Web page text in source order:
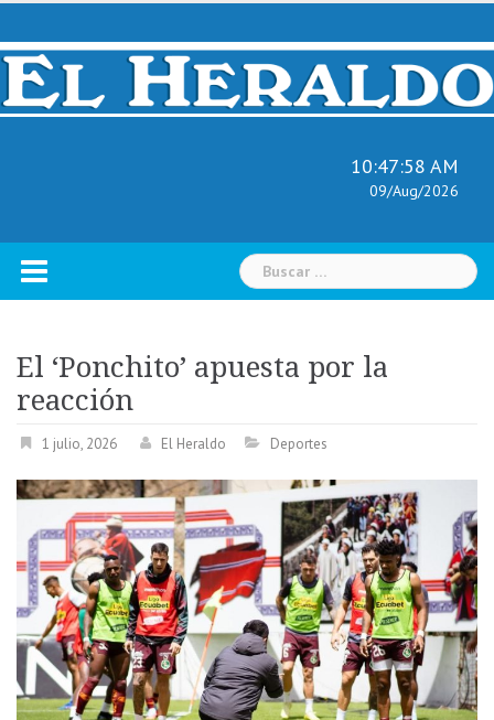
Skip
content
10:47:59 AM
09/Aug/2026
Buscar:
El ‘Ponchito’ apuesta por la
reacción
1 julio, 2026 El Heraldo Deportes